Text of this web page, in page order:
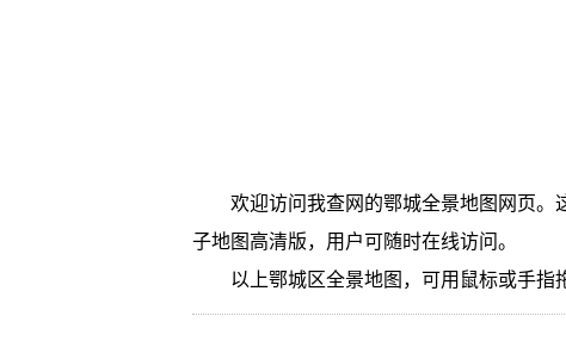
欢迎访问我查网的鄂城全景地图网页
子地图高清版，用户可随时在线访问。
以上鄂城区全景地图，可用鼠标或手指